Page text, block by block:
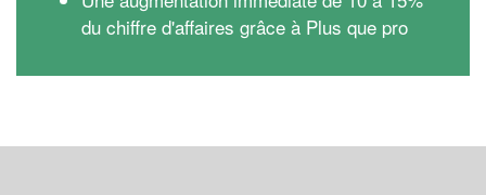
du chiffre d'affaires grâce à Plus que pro